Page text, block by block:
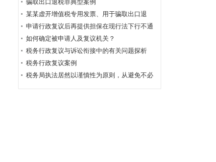
事项
骗取出口退税罪典型案例
某某虚开增值税专用发票、用于骗取出口退
税、抵扣税款发票案
申请行政复议后再提供担保在现行法下行不通
如何确定被申请人及复议机关？
税务行政复议与诉讼衔接中的有关问题探析
税务行政复议案例
税务局执法居然以谨慎性为原则，从避免不必
要的行政复议或行政诉讼角度出发！